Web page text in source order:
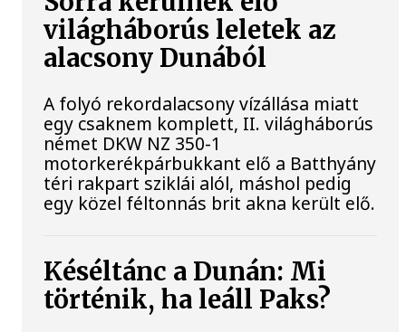
világháborús leletek az
alacsony Dunából
A folyó rekordalacsony vízállása miatt
egy csaknem komplett, II. világháborús
német DKW NZ 350-1
motorkerékpárbukkant elő a Batthyány
téri rakpart sziklái alól, máshol pedig
egy közel féltonnás brit akna került elő.
Késéltánc a Dunán: Mi
történik, ha leáll Paks?